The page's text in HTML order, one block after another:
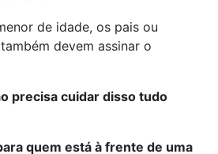
de idade, os pais ou
devem assinar o
precisa cuidar disso tudo
quem está à frente de uma